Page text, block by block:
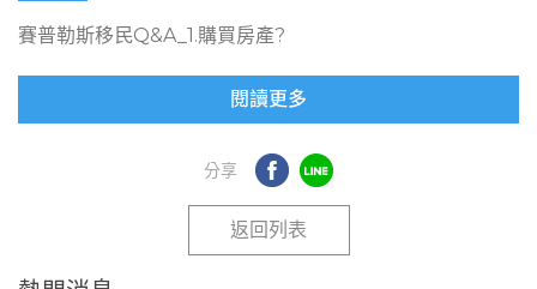
賽普勒斯移民Q&A_1.購買房產?
閱讀更多
返回列表